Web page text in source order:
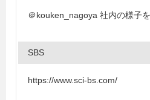
＠kouken_nagoya 社内の様子
SBS
https://www.sci-bs.com/